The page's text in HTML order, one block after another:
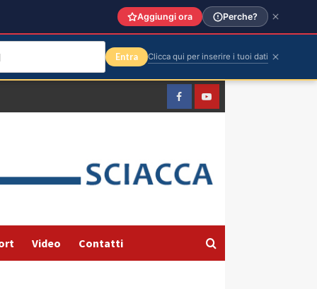
FacebookYountube
Video Contatti
Aggiungi ora Perche?
Entra Clicca qui per inserire i tuoi dati